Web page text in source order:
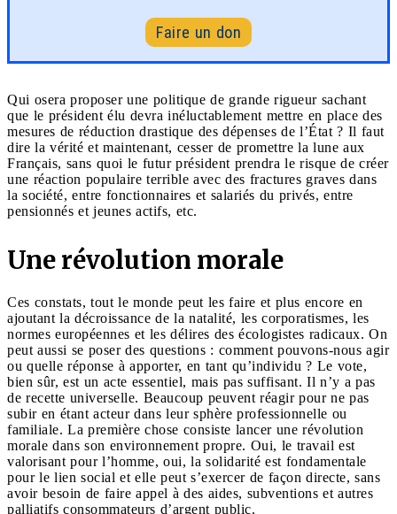
Faire un don
Qui osera proposer une politique de grande rigueur sachant
que le président élu devra inéluctablement mettre en place des
mesures de réduction drastique des dépenses de l’État ? Il faut
dire la vérité et maintenant, cesser de promettre la lune aux
Français, sans quoi le futur président prendra le risque de créer
une réaction populaire terrible avec des fractures graves dans
la société, entre fonctionnaires et salariés du privés, entre
pensionnés et jeunes actifs, etc.
Une révolution morale
Ces constats, tout le monde peut les faire et plus encore en
ajoutant la décroissance de la natalité, les corporatismes, les
normes européennes et les délires des écologistes radicaux. On
peut aussi se poser des questions : comment pouvons-nous agir
ou quelle réponse à apporter, en tant qu’individu ? Le vote,
bien sûr, est un acte essentiel, mais pas suffisant. Il n’y a pas
de recette universelle. Beaucoup peuvent réagir pour ne pas
subir en étant acteur dans leur sphère professionnelle ou
familiale. La première chose consiste lancer une révolution
morale dans son environnement propre. Oui, le travail est
valorisant pour l’homme, oui, la solidarité est fondamentale
pour le lien social et elle peut s’exercer de façon directe, sans
avoir besoin de faire appel à des aides, subventions et autres
palliatifs consommateurs d’argent public.